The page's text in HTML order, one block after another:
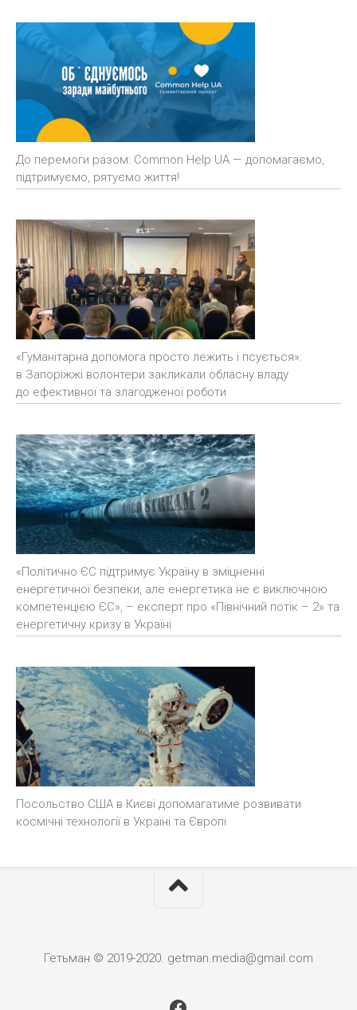
До перемоги разом: Common Help UA — допомагаємо,
підтримуємо, рятуємо життя!
«Гуманітарна допомога просто лежить і псується»:
в Запоріжжі волонтери закликали обласну владу
до ефективної та злагодженої роботи
«Політично ЄС підтримує Україну в зміцненні
енергетичної безпеки, але енергетика не є виключною
компетенцією ЄС», – експерт про «Північний потік – 2» та
енергетичну кризу в Україні
Посольство США в Києві допомагатиме розвивати
космічні технології в Україні та Європі
Гетьман © 2019-2020. getman.media@gmail.com